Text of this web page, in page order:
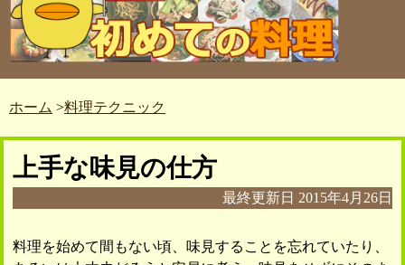
ホーム >料理テクニック
上手な味見の仕方
最終更新日 2015年4月26日
料理を始めて間もない頃、味見することを忘れていたり、